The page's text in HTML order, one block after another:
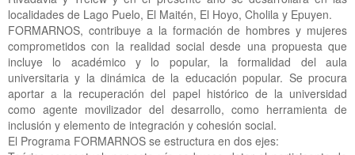
localidades de Lago Puelo, El Maitén, El Hoyo, Cholila y Epuyen.
FORMARNOS, contribuye a la formación de hombres y mujeres
comprometidos con la realidad social desde una propuesta que
incluye lo académico y lo popular, la formalidad del aula
universitaria y la dinámica de la educación popular. Se procura
aportar a la recuperación del papel histórico de la universidad
como agente movilizador del desarrollo, como herramienta de
inclusión y elemento de integración y cohesión social.
El Programa FORMARNOS se estructura en dos ejes: